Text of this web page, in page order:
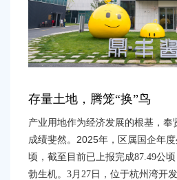
存量土地 ， 腾笼“换”鸟
产业用地作为经济发展的根基，
成绩斐然。 2025年，区属国企年
顷，截至目前已上报完成87.49公顷
勃生机。 3 月 27日，位于杭州湾开